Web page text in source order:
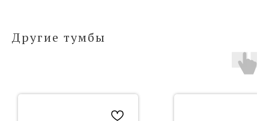
Другие тумбы